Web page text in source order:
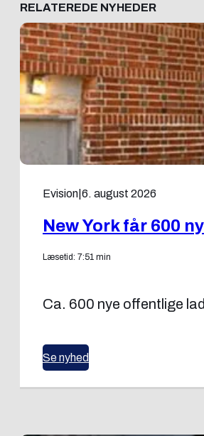
RELATEREDE NYHEDER
Evision 6. august 2026
New York får 600
Læsetid: 7:51 min
Ca. 600 nye offentlige
Se nyhed